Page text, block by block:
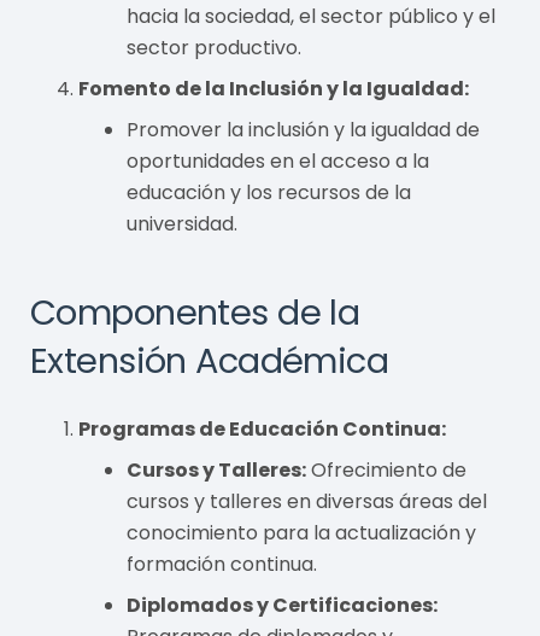
hacia la sociedad, el sector público y el
sector productivo.
Fomento de la Inclusión y la Igualdad:
Promover la inclusión y la igualdad de
oportunidades en el acceso a la
educación y los recursos de la
universidad.
Componentes de la
Extensión Académica
Programas de Educación Continua:
Cursos y Talleres:Ofrecimiento de
cursos y talleres en diversas áreas del
conocimiento para la actualización y
formación continua.
Diplomados y Certificaciones: